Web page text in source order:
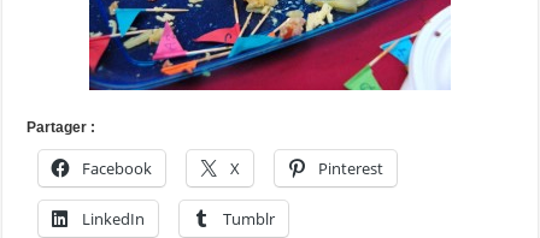
Partager :
Facebook X Pinterest
LinkedIn Tumblr